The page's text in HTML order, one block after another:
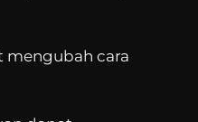
mengubah cara